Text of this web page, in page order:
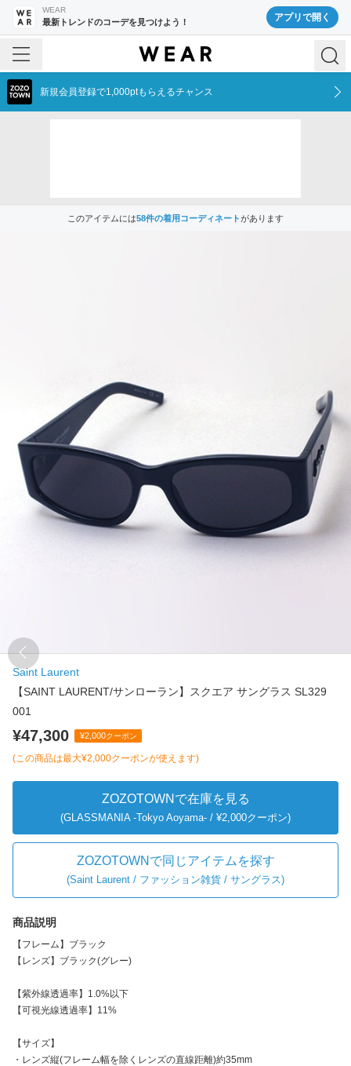
WEAR
最新トレンドのコーデを見つけよう！ アプリで開く
新規会員登録で1,000ptもらえるチャンス
このアイテムには58件の着用コーディネートがあります
Saint Laurent
【SAINT LAURENT/サンローラン】スクエア サングラス SL329
001
¥47,300 ¥2,000クーポン
(この商品は最大¥2,000クーポンが使えます)
ZOZOTOWNで在庫を見る
(GLASSMANIA -Tokyo Aoyama- / ¥2,000クーポン)
ZOZOTOWNで同じアイテムを探す
(Saint Laurent / ファッション雑貨 / サングラス)
商品説明
【フレーム】ブラック
【レンズ】ブラック(グレー)
【紫外線透過率】1.0%以下
【可視光線透過率】11%
【サイズ】
・レンズ縦(フレーム幅を除くレンズの直線距離)約35mm